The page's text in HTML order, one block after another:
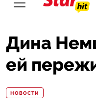
Дина
ей
НОВОСТИ